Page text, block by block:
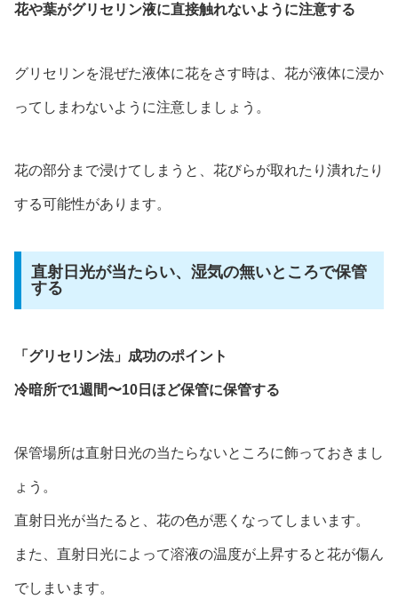
花や葉がグリセリン液に直接触れないように注意する
グリセリンを混ぜた液体に花をさす時は、花が液体に浸か
ってしまわないように注意しましょう。
花の部分まで浸けてしまうと、花びらが取れたり潰れたり
する可能性があります。
直射日光が当たらい、湿気の無いところで保管
する
「グリセリン法」成功のポイント
冷暗所で1週間〜10日ほど保管に保管する
保管場所は直射日光の当たらないところに飾っておきまし
ょう。
直射日光が当たると、花の色が悪くなってしまいます。
また、直射日光によって溶液の温度が上昇すると花が傷ん
でしまいます。